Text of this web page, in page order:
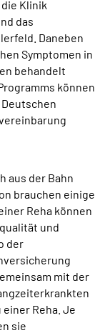
Klinik
das
Daneben
Symptomen in
behandelt
können
aus der Bahn
brauchen einige
Reha können
und
der
mit der
Reha. Je
sie